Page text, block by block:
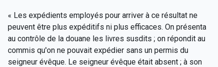
« Les expédients employés pour arriver à ce résultat ne
peuvent être plus expéditifs ni plus efficaces. On présenta
au contrôle de la douane les livres susdits ; on répondit au
commis qu'on ne pouvait expédier sans un permis du
seigneur évêque. Le seigneur évêque était absent ; à son